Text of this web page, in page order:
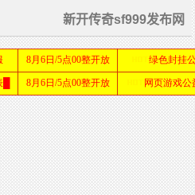
新开传奇sf999发布网